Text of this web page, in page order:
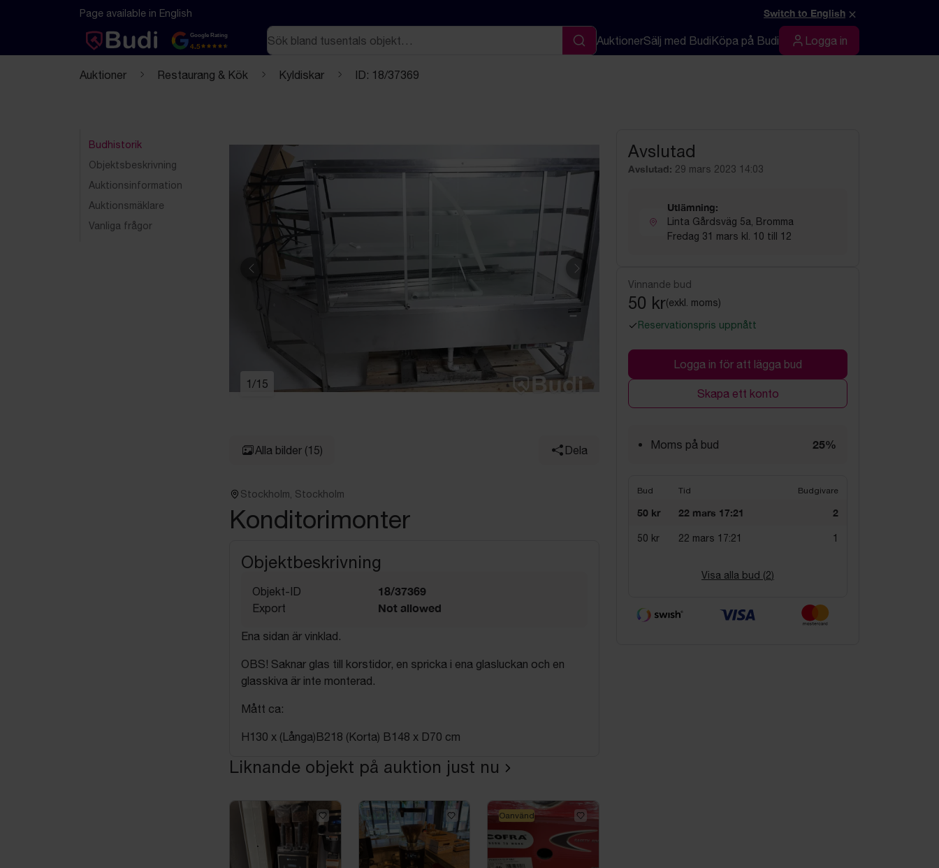
Hoppa till innehåll
Textbaserad (markdown) version av denna sida
Page available in English Switch to English ×
Google Rating
4.5
Sök
Sök
AuktionerSälj med BudiKöpa på Budi Logga in
Logga in
Auktioner Restaurang & Kök Kyldiskar ID: 18/37369
Budhistorik
Objektsbeskrivning
Auktionsinformation
Auktionsmäklare
Vanliga frågor
Föregående Nästa
1 /15
Alla bilder (15) Dela
Stockholm, Stockholm
Konditorimonter
Objektbeskrivning
Objekt-ID 18/37369
Export Not allowed
Ena sidan är vinklad.
OBS! Saknar glas till korstidor, en spricka i ena glasluckan och en
glasskiva är inte monterad.
Mått ca:
H130 x (Långa)B218 (Korta) B148 x D70 cm
Liknande objekt på auktion just nu
Oanvänd
Avslutad
Avslutad: 29 mars 2023 14:03
Utlämning:
Linta Gårdsväg 5a, Bromma
Fredag 31 mars kl. 10 till 12
Vinnande bud
50 kr(exkl. moms)
Reservationspris uppnått
Logga in för att lägga bud
Skapa ett konto
Moms på bud 25%
Bud Tid Budgivare
50 kr 22 mars 17:21 2
50 kr 22 mars 17:21 1
Visa alla bud (2)